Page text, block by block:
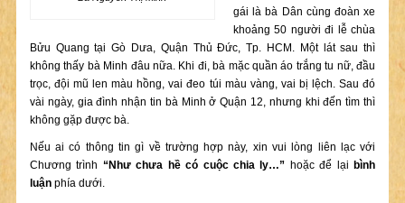
gái là bà Dân cùng đoàn xe
khoảng 50 người đi lễ chùa
Bửu Quang tại Gò Dưa, Quận Thủ Đức, Tp. HCM. Một lát sau thì
không thấy bà Minh đâu nữa. Khi đi, bà mặc quần áo trắng tu nữ, đầu
trọc, đội mũ len màu hồng, vai đeo túi màu vàng, vai bị lệch. Sau đó
vài ngày, gia đình nhận tin bà Minh ở Quận 12, nhưng khi đến tìm thì
không gặp được bà.
Nếu ai có thông tin gì về trường hợp này, xin vui lòng liên lạc với
Chương trình “Như chưa hề có cuộc chia ly…” hoặc để lại bình
luậnphía dưới.